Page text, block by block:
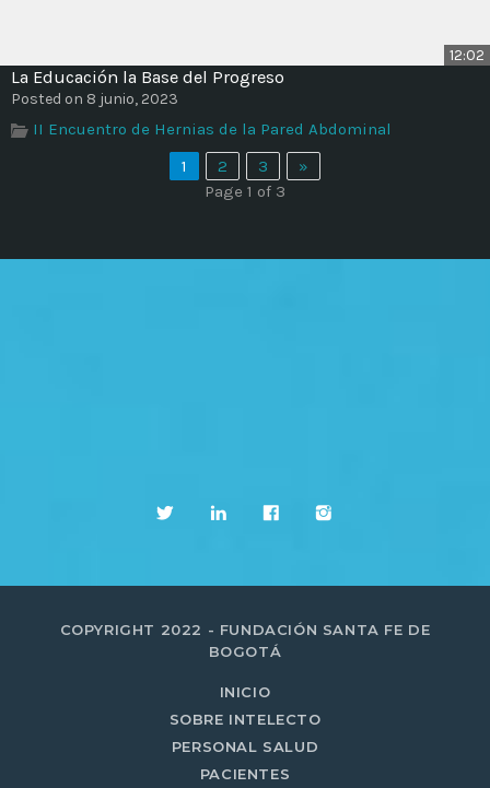
12:02
La Educación la Base del Progreso
Posted on 8 junio, 2023
II Encuentro de Hernias de la Pared Abdominal
1
2 3
»
Page 1 of 3
COPYRIGHT 2022 - FUNDACIÓN SANTA FE DE
BOGOTÁ
INICIO
SOBRE INTELECTO
PERSONAL SALUD
PACIENTES